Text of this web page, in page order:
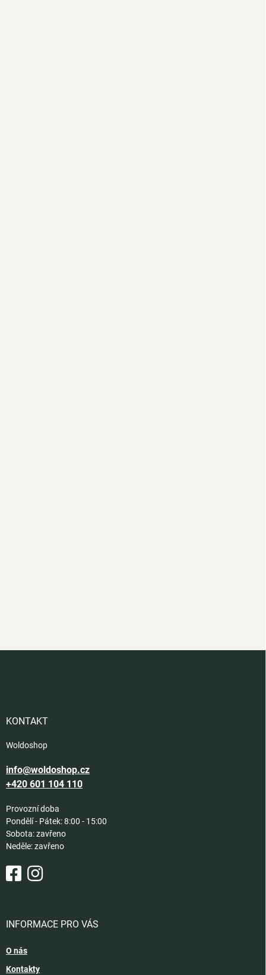
KONTAKT
Woldoshop
info@woldoshop.cz
+420 601 104 110
Provozní doba
Pondělí - Pátek: 8:00 - 15:00
Sobota: zavřeno
Neděle: zavřeno
INFORMACE PRO VÁS
O nás
Kontakty